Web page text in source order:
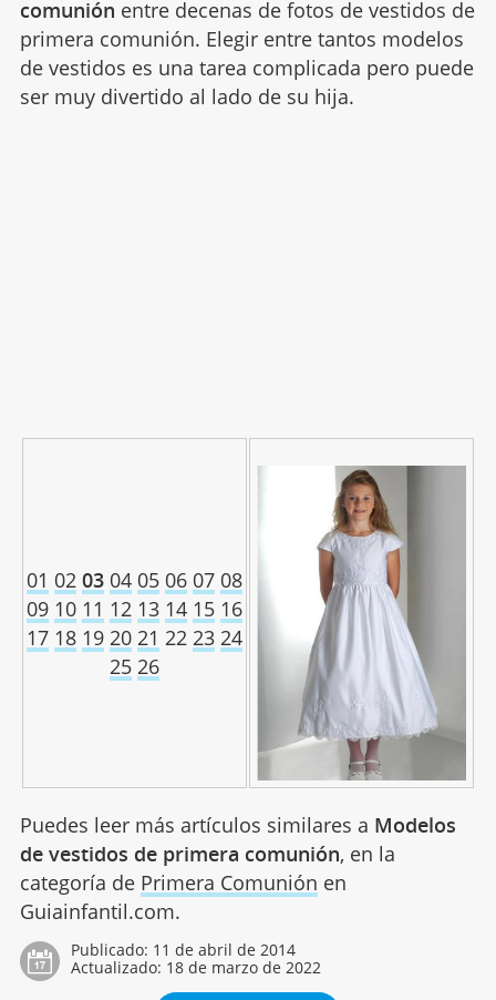
comunión entre decenas de fotos de vestidos de
primera comunión. Elegir entre tantos modelos
de vestidos es una tarea complicada pero puede
ser muy divertido al lado de su hija.
01 02 03 04 05 06 07 08
09 10 11 12 13 14 15 16
17 18 19 20 21 22 23 24
25 26
Puedes leer más artículos similares a Modelos
de vestidos de primera comunión, en la
categoría de Primera Comunión en
Guiainfantil.com.
Publicado: 11 de abril de 2014
Actualizado: 18 de marzo de 2022